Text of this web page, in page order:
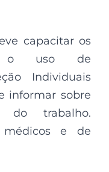
capacitar os
o uso de
Individuais
informar sobre
do trabalho.
médicos e de